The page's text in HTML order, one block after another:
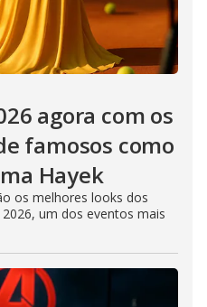
agora com os
famosos como
Hayek
os melhores looks dos
um dos eventos mais